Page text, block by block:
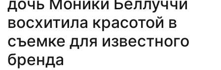
восхитила красотой в
съемке для известного
бренда